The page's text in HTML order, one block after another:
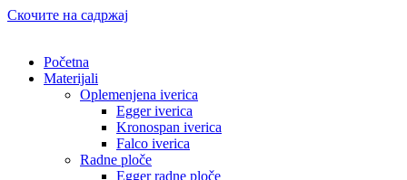
Скочите на садржај
Početna
Materijali
Oplemenjena iverica
Egger iverica
Kronospan iverica
Falco iverica
Radne ploče
Egger radne ploče